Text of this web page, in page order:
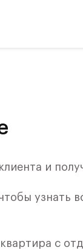
и
узнать
с